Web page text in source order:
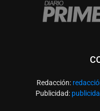
Redacción: redacció
Publicidad: